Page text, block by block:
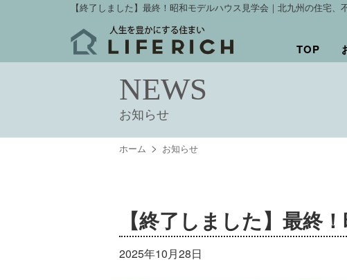
【終了しました】最終！昭和モデルハウス見学会｜北九州の住宅、
TOP
NEWS
お知らせ
ホーム お知らせ
【終了しました】最終
2025年10月28日